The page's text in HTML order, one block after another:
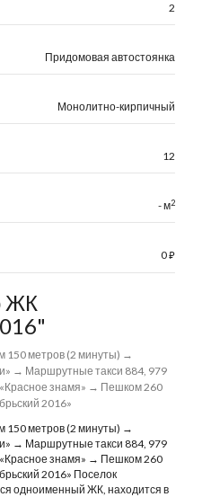
2
Придомовая автостоянка
Монолитно-кирпичный
12
- м2
0⃏
ЖК
150 метров (2 минуты) →
→ Маршрутные такси 884, 979
знамя» → Пешком 260
2016»
150 метров (2 минуты) →
→ Маршрутные такси 884, 979
знамя» → Пешком 260
2016» Поселок
одноименный ЖК, находится в